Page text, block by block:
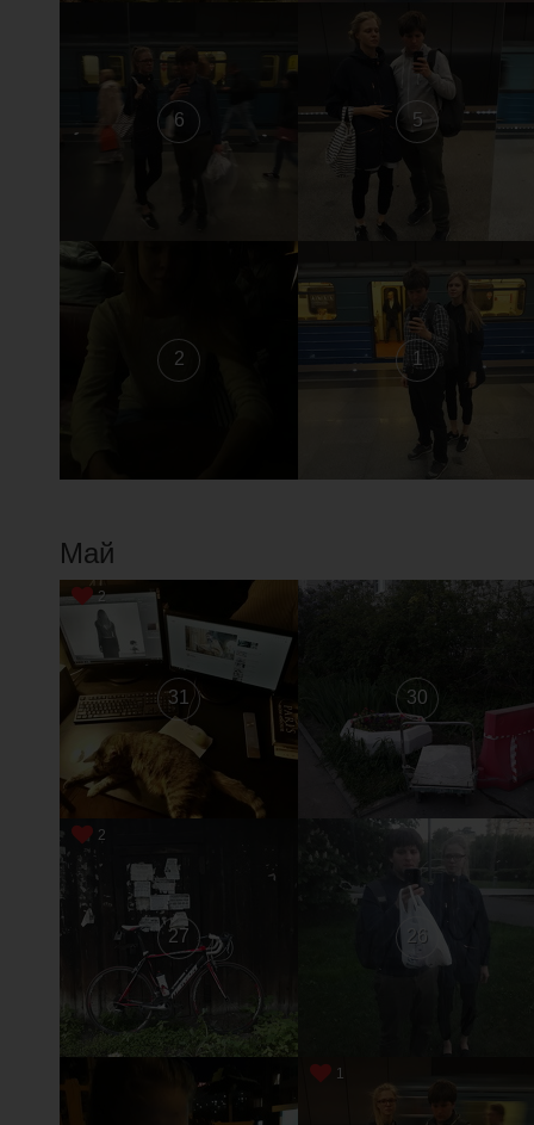
6 5
2 1
Май
31
2
30
27
2
26
1